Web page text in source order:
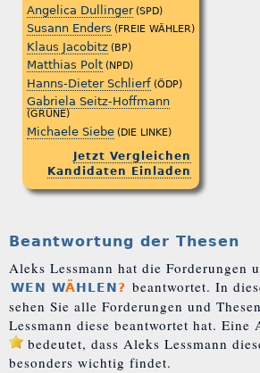
Angelica Dullinger (SPD)
Susann Enders (FREIE WÄHLER)
Klaus Jacobitz (BP)
Matthias Polt (NPD)
Hanns-Dieter Schlierf (ÖDP)
Gabriela Seitz-Hoffmann
(GRÜNE)
Michaele Siebe (DIE LINKE)
Jetzt Vergleichen
Kandidaten Einladen
Beantwortung der Thesen
Aleks Lessmann hat die Forderungen
WEN WÄHLEN? beantwortet. In
sehen Sie alle Forderungen und
Lessmann diese beantwortet hat. Eine
bedeutet, dass Aleks Lessmann
besonders wichtig findet.